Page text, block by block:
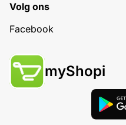
Volg ons
Facebook
myShopi